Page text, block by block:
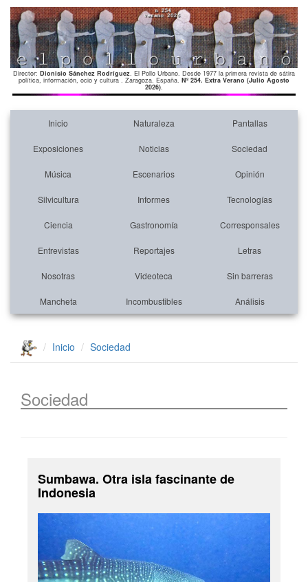
Director: Dionisio Sánchez Rodríguez. El Pollo Urbano. Desde 1977 la primera revista de sátira
política, información, ocio y cultura . Zaragoza. España. Nº 254. Extra Verano (Julio Agosto
2026).
Inicio Naturaleza Pantallas
Exposiciones Noticias Sociedad
Música Escenarios Opinión
Silvicultura Informes Tecnologías
Ciencia Gastronomía Corresponsales
Entrevistas Reportajes Letras
Nosotras Videoteca Sin barreras
Mancheta Incombustibles Análisis
Inicio Sociedad
Sociedad
Sumbawa. Otra isla fascinante de
Indonesia